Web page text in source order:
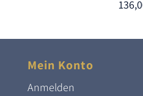
Mein Konto
Anmelden